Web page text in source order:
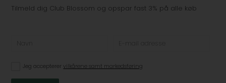
Tilmeld dig Club Blossom og opspar fast 3% på alle køb
Jeg accepterervilkårene samt markedsføring